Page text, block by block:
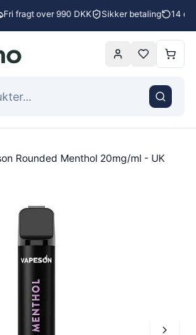
Fri fragt over 990 DKK Sikker betaling 14
Rounded Menthol 20mg/ml - UK